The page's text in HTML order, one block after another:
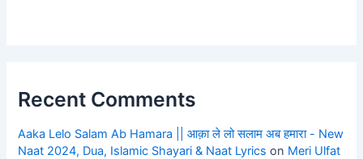
Recent Comments
Aaka Lelo Salam Ab Hamara || आक़ा ले लो सलाम अब हमारा - New
Naat 2024, Dua, Islamic Shayari & Naat Lyrics on Meri Ulfat